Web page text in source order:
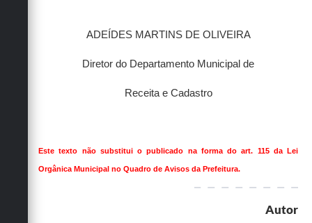
ADEÍDES MARTINS DE OLIVEIRA
Diretor do Departamento Municipal de
Receita e Cadastro
Este texto não substitui o publicado na forma do art. 115 da Lei
Orgânica Municipal no Quadro de Avisos da Prefeitura.
Autor